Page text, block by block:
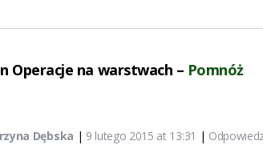
Operacje na warstwach – Pomnóż
Dębska | 9 lutego 2015 at 13:31 |